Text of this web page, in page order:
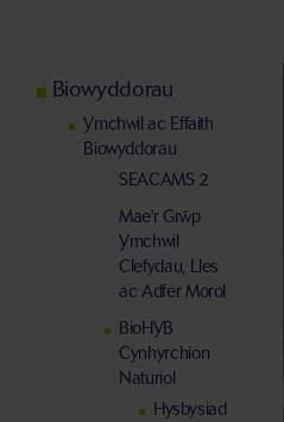
Biowyddorau
Ymchwil ac Effaith
Biowyddorau
SEACAMS 2
Mae'r Grŵp
Ymchwil
Clefydau, Lles
ac Adfer Morol
BioHYB
Cynhyrchion
Naturiol
Hysbysiad